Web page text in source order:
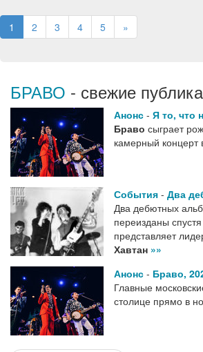
1 2 3 4 5 »
БРАВО - свежие
Анонс - Я то, что
Браво сыграет
камерный концерт
События - Два
Два дебютных
переизданы
представляет
Хавтан »»
Анонс - Браво,
Главные
столице прямо в